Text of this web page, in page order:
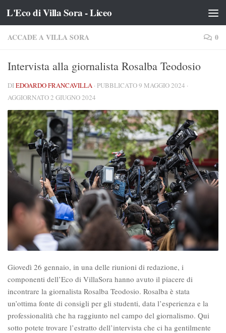
Salta al contenuto
L'Eco di Villa Sora - Liceo
ACCADE A VILLA SORA 0
Intervista alla giornalista Rosalba Teodosio
DIEDOARDO FRANCAVILLA · PUBBLICATO9 MAGGIO 2024 ·
AGGIORNATO2 GIUGNO 2024
Giovedì 26 gennaio, in una delle riunioni di redazione, i
componenti dell’Eco di VillaSora hanno avuto il piacere di
incontrare la giornalista Rosalba Teodosio. Rosalba è stata
un’ottima fonte di consigli per gli studenti, data l’esperienza e la
professionalità che ha raggiunto nel campo del giornalismo. Qui
sotto potete trovare l’estratto dell’intervista che ci ha gentilmente